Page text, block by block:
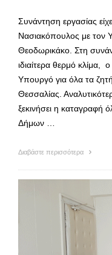
Συνάντηση εργασίας
Νασιακόπουλος με τον
Θεοδωρικάκο. Στη
ιδιαίτερα θερμό κλίμα,
Υπουργό για όλα τα
Θεσσαλίας.
ξεκινήσει η
Δήμων …
Διαβάστε περισσότερα